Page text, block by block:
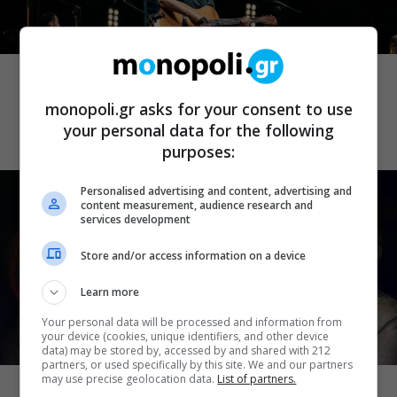
Σωκράτης Μάλαμας: Τον Σεπτέμβριο
στο Κατράκειο για δύο τελευταίες
καλοκαιρινές συναυλίες
ΜΟΥΣΙΚΗ
Το Ροκ το Ελληνικό: Κώστας Τουρνάς
monopoli.gr asks for your consent to use
your personal data for the following
purposes:
Personalised advertising and content, advertising and
content measurement, audience research and
services development
Store and/or access information on a device
Learn more
Your personal data will be processed and information from
your device (cookies, unique identifiers, and other device
data) may be stored by, accessed by and shared with 212
partners, or used specifically by this site. We and our partners
may use precise geolocation data. List of partners.